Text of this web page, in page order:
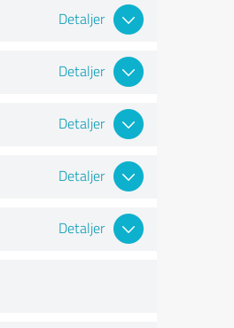
Detaljer
Detaljer
Detaljer
Detaljer
Detaljer